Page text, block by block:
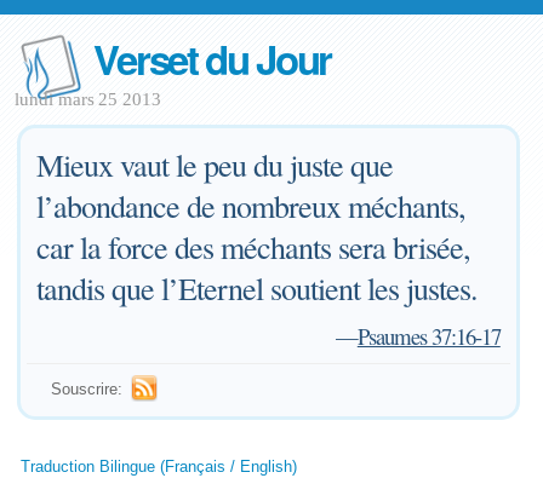
Verset du Jour
lundi mars 25 2013
Mieux vaut le peu du juste que
l’abondance de nombreux méchants,
car la force des méchants sera brisée,
tandis que l’Eternel soutient les justes.
—Psaumes 37:16-17
Souscrire:
Traduction Bilingue (Français / English)